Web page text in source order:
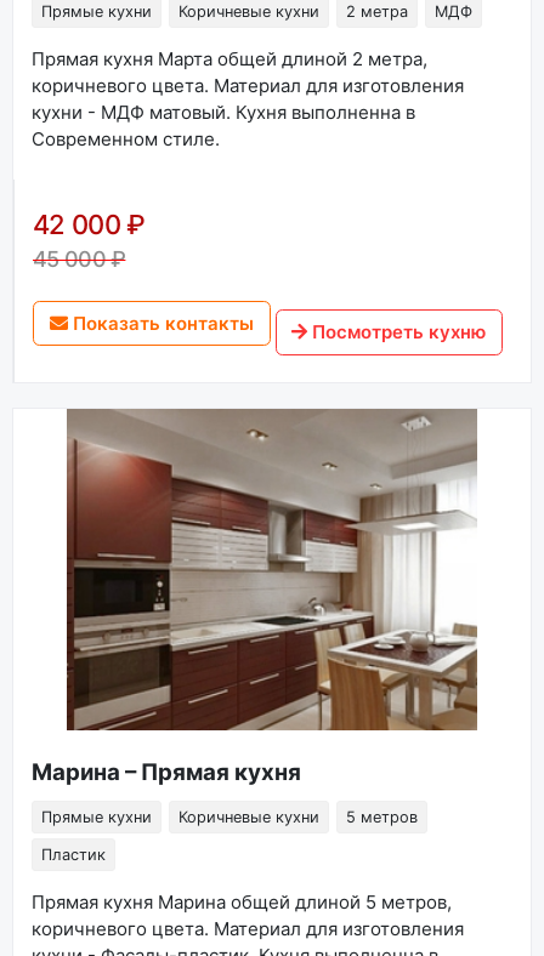
Прямые кухни Коричневые кухни 2 метра МДФ
Прямая кухня Марта общей длиной 2 метра,
коричневого цвета. Материал для изготовления
кухни - МДФ матовый. Кухня выполненна в
Современном стиле.
42 000 ₽
45 000 ₽
Показать контакты Посмотреть кухню
Марина – Прямая кухня
Прямые кухни Коричневые кухни 5 метров
Пластик
Прямая кухня Марина общей длиной 5 метров,
коричневого цвета. Материал для изготовления